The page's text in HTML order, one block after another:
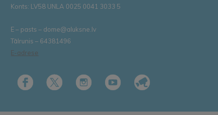
Konts: LV58 UNLA 0025 0041 3033 5
E – pasts – dome@aluksne.lv
Tālrunis – 64381496
E-adrese